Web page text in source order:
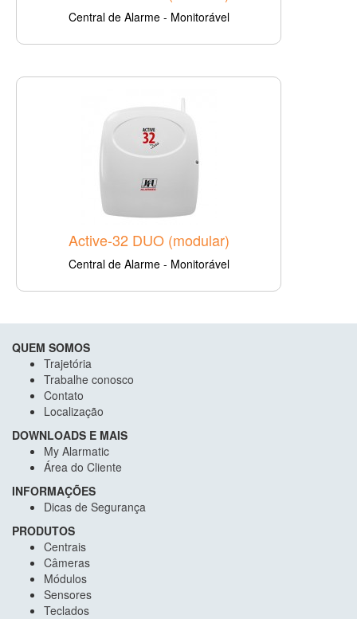
Central de Alarme - Monitorável
Active-32 DUO (modular)
Central de Alarme - Monitorável
QUEM SOMOS
Trajetória
Trabalhe conosco
Contato
Localização
DOWNLOADS E MAIS
My Alarmatic
Área do Cliente
INFORMAÇÕES
Dicas de Segurança
PRODUTOS
Centrais
Câmeras
Módulos
Sensores
Teclados